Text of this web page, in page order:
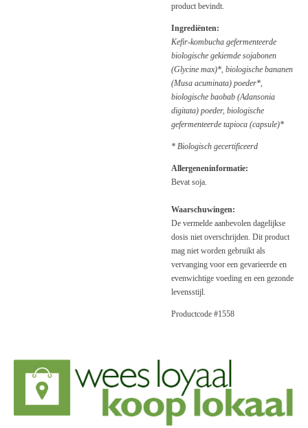
product bevindt.
Ingrediënten:
Kefir-kombucha gefermenteerde
biologische gekiemde sojabonen
(Glycine max)*, biologische bananen
(Musa acuminata) poeder*,
biologische baobab (Adansonia
digitata) poeder, biologische
gefermenteerde tapioca (capsule)*
* Biologisch gecertificeerd
Allergeneninformatie:
Bevat soja.
Waarschuwingen:
De vermelde aanbevolen dagelijkse
dosis niet overschrijden. Dit product
mag niet worden gebruikt als
vervanging voor een gevarieerde en
evenwichtige voeding en een gezonde
levensstijl.
Productcode #1558